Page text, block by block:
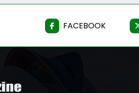
FACEBOOK